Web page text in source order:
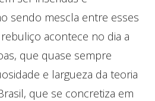
sendo mescla entre esses
acontece no dia a
que quase sempre
e largueza da teoria
que se concretiza em